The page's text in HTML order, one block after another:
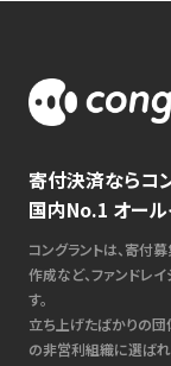
寄付決済ならコ
国内No.1 オー
コングラントは、寄付
作成など、ファンドレ
す。
立ち上げたばかりの
の非営利組織に選ばれ